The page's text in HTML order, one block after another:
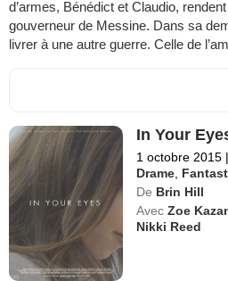
d’armes, Bénédict et Claudio,
gouverneur de Messine. Dans sa
livrer à une autre guerre. Celle de
In Your
1 octobre 2015 |
Drame
De Brin Hill
Avec Zoe
Nikki Reed